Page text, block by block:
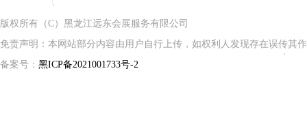
版权所有（C）黑龙江远东会展服务有限公司
免责声明：本网站部分内容由用户自行上传，如权利人发现存在误传其
备案号： 黑ICP备2021001733号-2